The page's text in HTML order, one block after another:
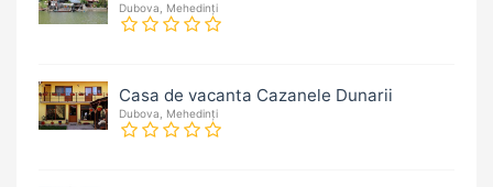
Dubova, Mehedinți
Casa de vacanta Cazanele Dunarii
Dubova, Mehedinți